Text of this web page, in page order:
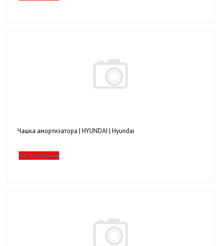
Чашка амортизатора | HYUNDAI | Hyundai
Нет в наличии